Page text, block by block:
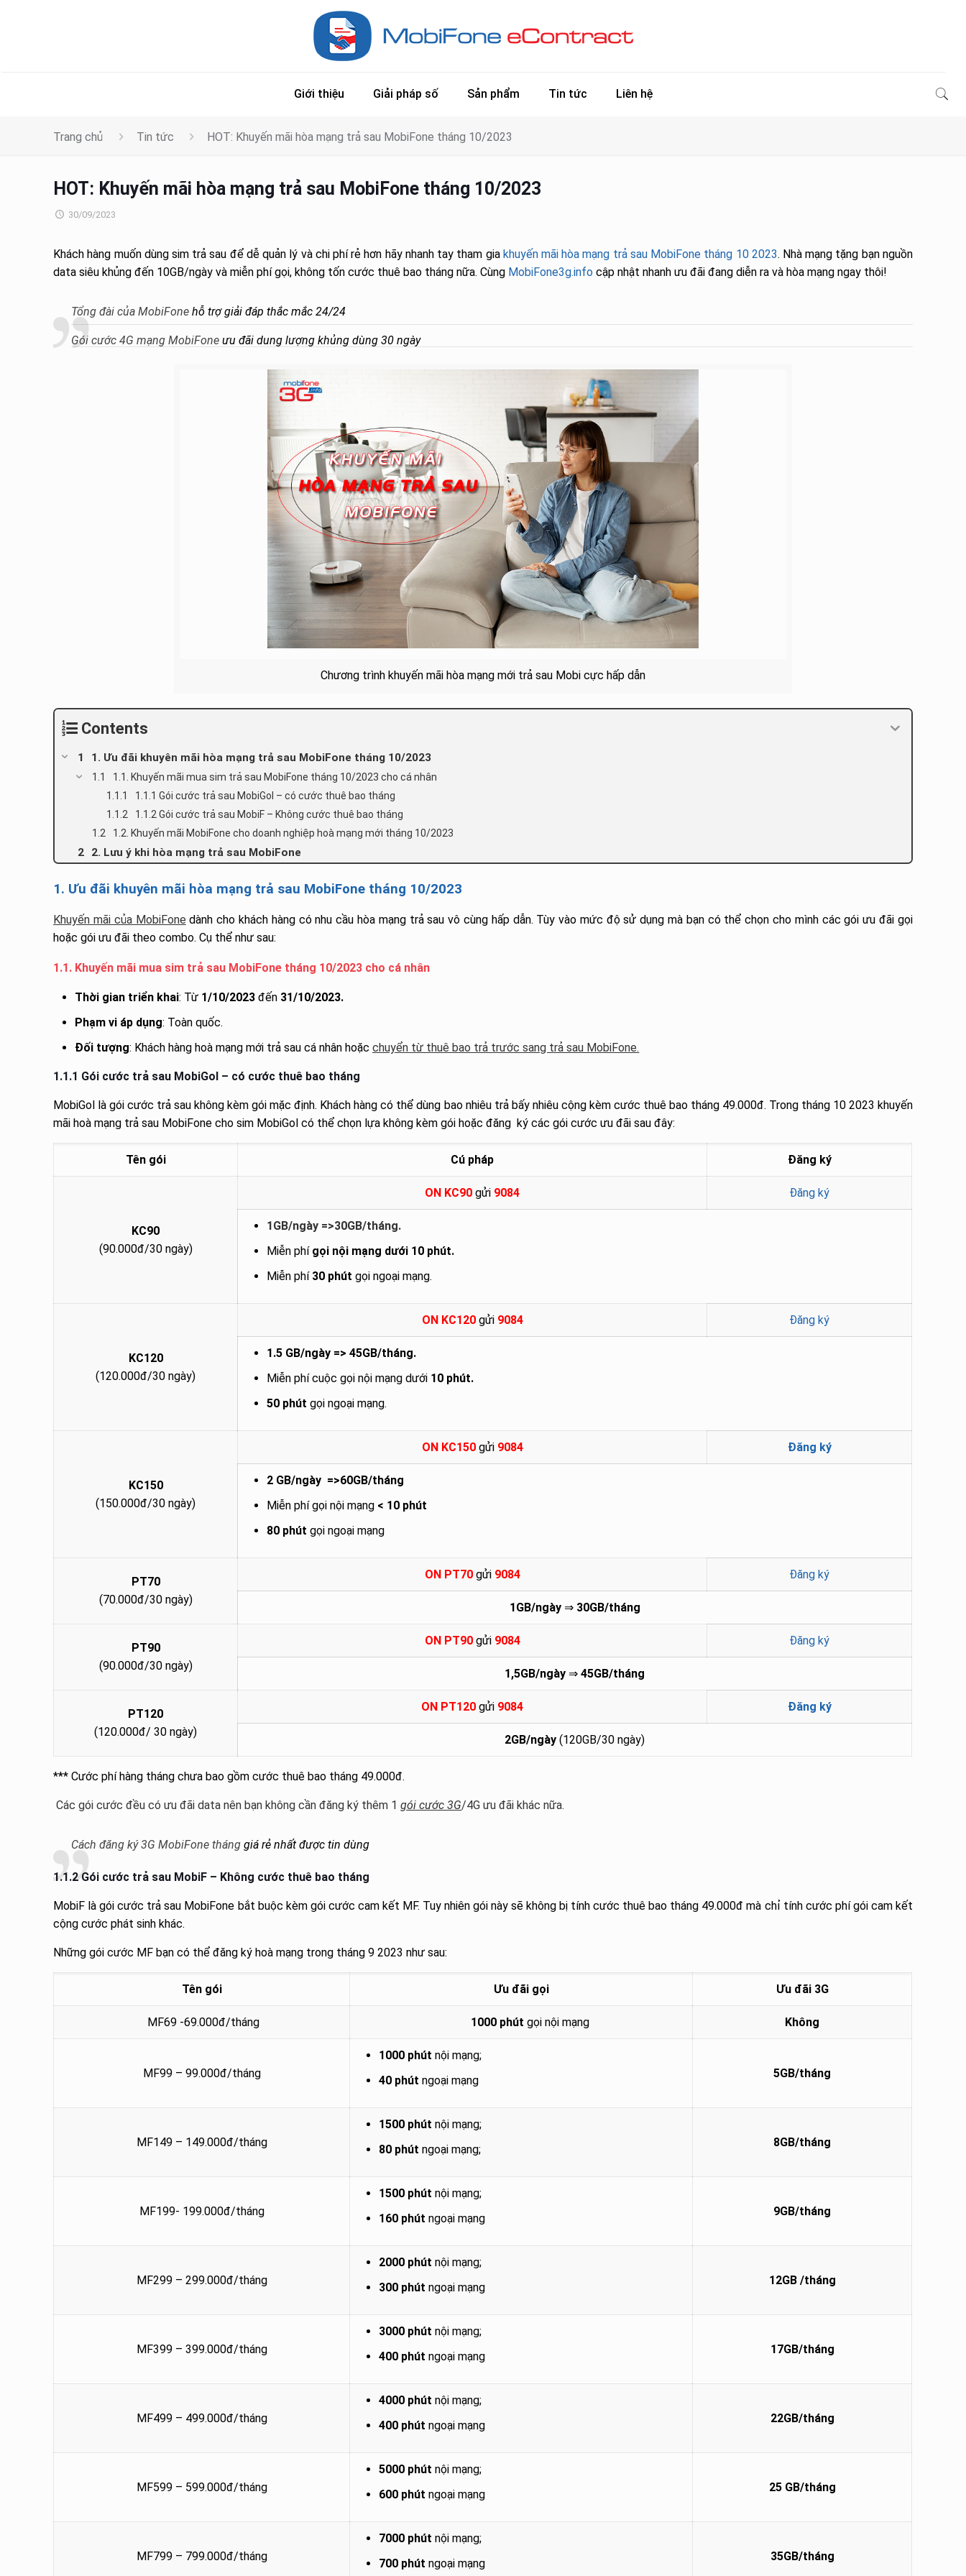
Giới thiệu Giải pháp số Sản phẩm Tin tức Liên hệ
Trang chủ Tin tức HOT: Khuyến mãi hòa mạng trả sau MobiFone tháng 10/2023
HOT: Khuyến mãi hòa mạng trả sau MobiFone tháng 10/2023
30/09/2023
Khách hàng muốn dùng sim trả sau để dễ quản lý và chi phí rẻ hơn hãy nhanh tay tham gia khuyến mãi hòa mạng trả sau MobiFone tháng 10 2023. Nhà mạng tặng bạn nguồn
data siêu khủng đến 10GB/ngày và miễn phí gọi, không tốn cước thuê bao tháng nữa. Cùng MobiFone3g.info cập nhật nhanh ưu đãi đang diễn ra và hòa mạng ngay thôi!
Tổng đài của MobiFone hỗ trợ giải đáp thắc mắc 24/24
Gói cước 4G mạng MobiFone ưu đãi dung lượng khủng dùng 30 ngày
Chương trình khuyến mãi hòa mạng mới trả sau Mobi cực hấp dẫn
Contents
1. Ưu đãi khuyên mãi hòa mạng trả sau MobiFone tháng 10/2023
1.1. Khuyến mãi mua sim trả sau MobiFone tháng 10/2023 cho cá nhân
1.1.1 Gói cước trả sau MobiGol – có cước thuê bao tháng
1.1.2 Gói cước trả sau MobiF – Không cước thuê bao tháng
1.2. Khuyến mãi MobiFone cho doanh nghiệp hoà mạng mới tháng 10/2023
2. Lưu ý khi hòa mạng trả sau MobiFone
1. Ưu đãi khuyên mãi hòa mạng trả sau MobiFone tháng 10/2023
Khuyến mãi của MobiFone dành cho khách hàng có nhu cầu hòa mạng trả sau vô cùng hấp dẫn. Tùy vào mức độ sử dụng mà bạn có thể chọn cho mình các gói ưu đãi gọi
hoặc gói ưu đãi theo combo. Cụ thể như sau:
1.1. Khuyến mãi mua sim trả sau MobiFone tháng 10/2023 cho cá nhân
Thời gian triển khai: Từ 1/10/2023 đến 31/10/2023.
Phạm vi áp dụng: Toàn quốc.
Đối tượng: Khách hàng hoà mạng mới trả sau cá nhân hoặcchuyển từ thuê bao trả trước sang trả sau MobiFone.
1.1.1 Gói cước trả sau MobiGol – có cước thuê bao tháng
MobiGol là gói cước trả sau không kèm gói mặc định. Khách hàng có thể dùng bao nhiêu trả bấy nhiêu cộng kèm cước thuê bao tháng 49.000đ. Trong tháng 10 2023 khuyến
mãi hoà mạng trả sau MobiFone cho sim MobiGol có thể chọn lựa không kèm gói hoặc đăng ký các gói cước ưu đãi sau đây:
Tên gói Cú pháp Đăng ký
KC90
(90.000đ/30 ngày)
ON KC90 gửi 9084 Đăng ký
1GB/ngày =>30GB/tháng.
Miễn phí gọi nội mạng dưới 10 phút.
Miễn phí 30 phút gọi ngoại mạng.
KC120
(120.000đ/30 ngày)
ON KC120gửi 9084 Đăng ký
1.5 GB/ngày => 45GB/tháng.
Miễn phí cuộc gọi nội mạng dưới 10 phút.
50 phút gọi ngoại mạng.
KC150
(150.000đ/30 ngày)
ON KC150gửi 9084 Đăng ký
2 GB/ngày =>60GB/tháng
Miễn phí gọi nội mạng < 10 phút
80 phút gọi ngoại mạng
PT70
(70.000đ/30 ngày)
ON PT70 gửi 9084 Đăng ký
1GB/ngày ⇒30GB/tháng
PT90
(90.000đ/30 ngày)
ON PT90 gửi 9084 Đăng ký
1,5GB/ngày ⇒ 45GB/tháng
PT120
(120.000đ/ 30 ngày)
ON PT120 gửi 9084 Đăng ký
2GB/ngày (120GB/30 ngày)
*** Cước phí hàng tháng chưa bao gồm cước thuê bao tháng 49.000đ.
Các gói cước đều có ưu đãi data nên bạn không cần đăng ký thêm 1gói cước 3G/4G ưu đãi khác nữa.
Cách đăng ký 3G MobiFone tháng giá rẻ nhất được tin dùng
1.1.2 Gói cước trả sau MobiF – Không cước thuê bao tháng
MobiF là gói cước trả sau MobiFone bắt buộc kèm gói cước cam kết MF. Tuy nhiên gói này sẽ không bị tính cước thuê bao tháng 49.000đ mà chỉ tính cước phí gói cam kết
cộng cước phát sinh khác.
Những gói cước MF bạn có thể đăng ký hoà mạng trong tháng 9 2023 như sau:
Tên gói Ưu đãi gọi Ưu đãi 3G
MF69 -69.000đ/tháng 1000 phút gọi nội mạng Không
MF99 – 99.000đ/tháng
1000 phút nội mạng;
40 phút ngoại mạng
5GB/tháng
MF149 – 149.000đ/tháng
1500 phút nội mạng;
80 phút ngoại mạng;
8GB/tháng
MF199- 199.000đ/tháng
1500 phút nội mạng;
160 phút ngoại mạng
9GB/tháng
MF299 – 299.000đ/tháng
2000 phút nội mạng;
300 phút ngoại mạng
12GB /tháng
MF399 – 399.000đ/tháng
3000 phút nội mạng;
400 phút ngoại mạng
17GB/tháng
MF499 – 499.000đ/tháng
4000 phút nội mạng;
400 phút ngoại mạng
22GB/tháng
MF599 – 599.000đ/tháng
5000 phút nội mạng;
600 phút ngoại mạng
25 GB/tháng
MF799 – 799.000đ/tháng
7000 phút nội mạng;
700 phút ngoại mạng
35GB/tháng